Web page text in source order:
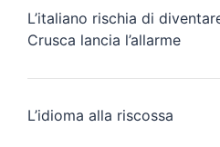
L’italiano rischia di
Crusca lancia l’allarme
L’idioma alla riscossa